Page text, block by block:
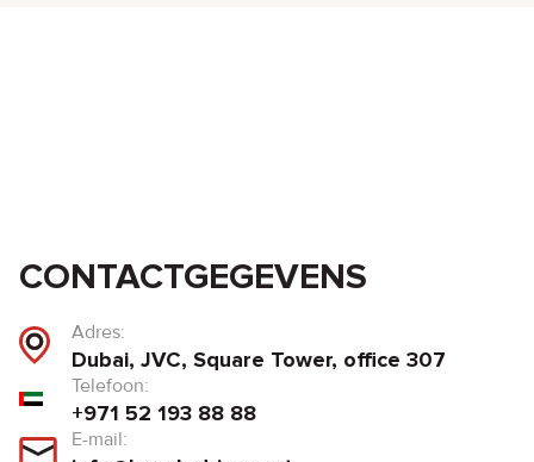
CONTACTGEGEVENS
Adres:
Dubai, JVC, Square Tower, office 307
Telefoon:
+971 52 193 88 88
E-mail: